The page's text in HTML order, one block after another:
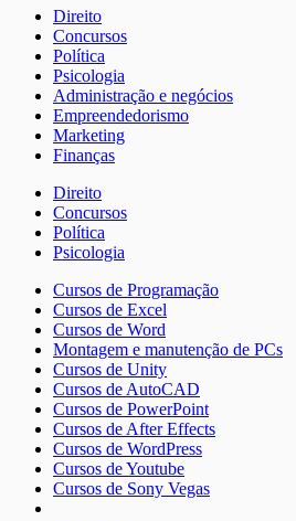
Direito
Concursos
Política
Psicologia
Administração e negócios
Empreendedorismo
Marketing
Finanças
Direito
Concursos
Política
Psicologia
Cursos de Programação
Cursos de Excel
Cursos de Word
Montagem e manutenção de PCs
Cursos de Unity
Cursos de AutoCAD
Cursos de PowerPoint
Cursos de After Effects
Cursos de WordPress
Cursos de Youtube
Cursos de Sony Vegas